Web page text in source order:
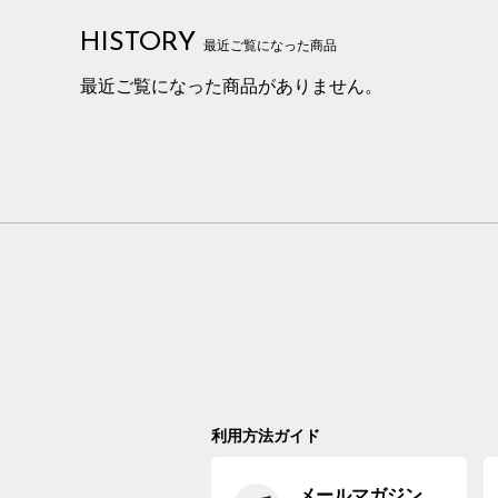
HISTORY 最近ご覧になった商品
最近ご覧になった商品がありません。
利用方法ガイド